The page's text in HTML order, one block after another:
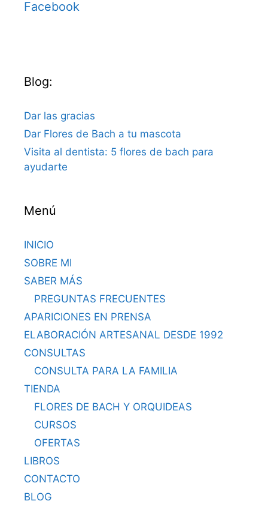
Facebook
Blog:
Dar las gracias
Dar Flores de Bach a tu mascota
Visita al dentista: 5 flores de bach para
ayudarte
Menú
INICIO
SOBRE MI
SABER MÁS
PREGUNTAS FRECUENTES
APARICIONES EN PRENSA
ELABORACIÓN ARTESANAL DESDE 1992
CONSULTAS
CONSULTA PARA LA FAMILIA
TIENDA
FLORES DE BACH Y ORQUIDEAS
CURSOS
OFERTAS
LIBROS
CONTACTO
BLOG